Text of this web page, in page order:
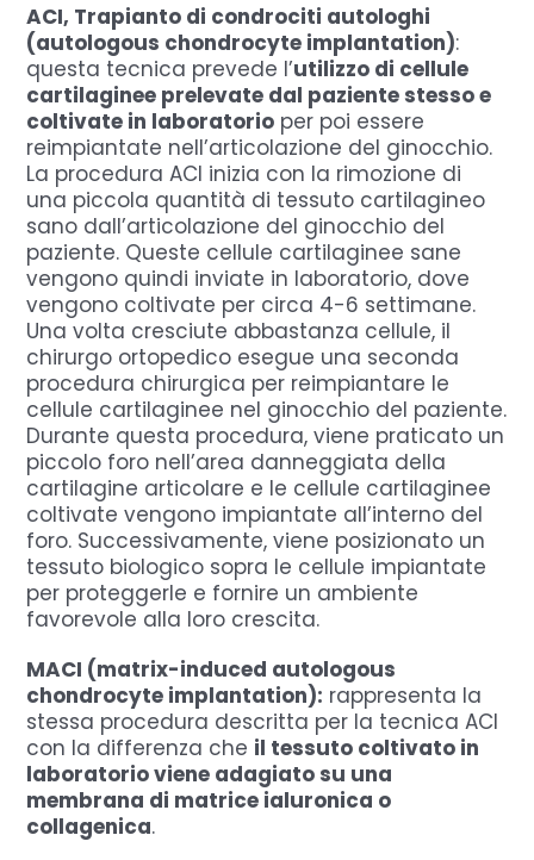
ACI, Trapianto di condrociti autologhi
(autologous chondrocyte implantation):
questa tecnica prevede l’utilizzo di cellule
cartilaginee prelevate dal paziente stesso e
coltivate in laboratorio per poi essere
reimpiantate nell’articolazione del ginocchio.
La procedura ACI inizia con la rimozione di
una piccola quantità di tessuto cartilagineo
sano dall’articolazione del ginocchio del
paziente. Queste cellule cartilaginee sane
vengono quindi inviate in laboratorio, dove
vengono coltivate per circa 4-6 settimane.
Una volta cresciute abbastanza cellule, il
chirurgo ortopedico esegue una seconda
procedura chirurgica per reimpiantare le
cellule cartilaginee nel ginocchio del paziente.
Durante questa procedura, viene praticato un
piccolo foro nell’area danneggiata della
cartilagine articolare e le cellule cartilaginee
coltivate vengono impiantate all’interno del
foro. Successivamente, viene posizionato un
tessuto biologico sopra le cellule impiantate
per proteggerle e fornire un ambiente
favorevole alla loro crescita.
MACI (matrix-induced autologous
chondrocyte implantation): rappresenta la
stessa procedura descritta per la tecnica ACI
con la differenza che il tessuto coltivato in
laboratorio viene adagiato su una
membrana di matrice ialuronica o
collagenica.